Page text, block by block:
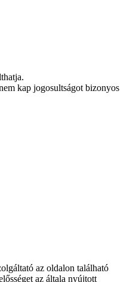
kap jogosultságot bizonyos
az oldalon található
az általa nyújtott